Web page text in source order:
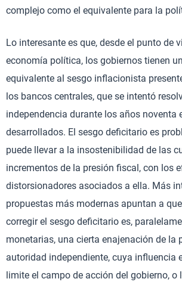
complejo como el equivalente para la
Lo interesante es que, desde el punto de
economía política, los gobiernos tienen
equivalente al sesgo inflacionista
los bancos centrales, que se intentó
independencia durante los años noventa
desarrollados. El sesgo deficitario es
puede llevar a la insostenibilidad de las
incrementos de la presión fiscal, con los
distorsionadores asociados a ella. Más
propuestas más modernas apuntan a
corregir el sesgo deficitario es,
monetarias, una cierta enajenación de la
autoridad independiente, cuya influencia
limite el campo de acción del gobierno, o